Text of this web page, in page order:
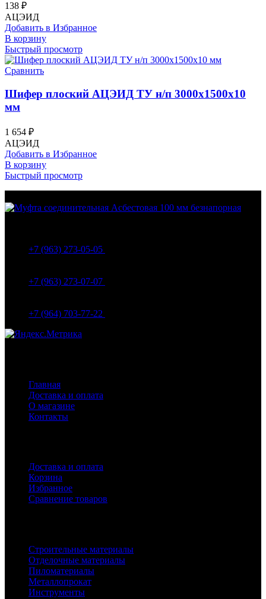
138 ₽
АЦЭИД
Добавить в Избранное
В корзину
Быстрый просмотр
Сравнить
Шифер плоский АЦЭИД ТУ н/п 3000х1500х10
мм
1 654 ₽
АЦЭИД
Добавить в Избранное
В корзину
Быстрый просмотр
+7 (963) 273-05-05
+7 (963) 273-07-07
+7 (964) 703-77-22
Главная
Доставка и оплата
О магазине
Контакты
Доставка и оплата
Корзина
Избранное
Сравнение товаров
Строительные материалы
Отделочные материалы
Пиломатериалы
Металлопрокат
Инструменты